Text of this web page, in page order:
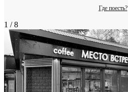
Где поесть?
1 / 8